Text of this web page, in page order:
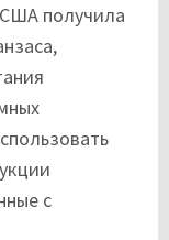
получила
с